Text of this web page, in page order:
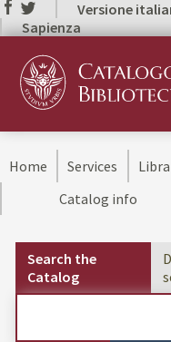
Versione
Sapienza
Home Services
Catalog info
Search the
Catalog